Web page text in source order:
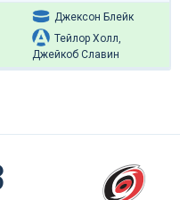
Джексон Блейк
Тейлор Холл,
Джейкоб Славин